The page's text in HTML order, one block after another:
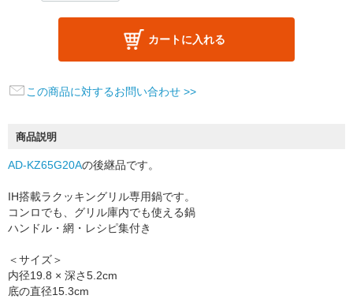
カートに入れる
この商品に対するお問い合わせ >>
商品説明
AD-KZ65G20Aの後継品です。
IH搭載ラクッキングリル専用鍋です。
コンロでも、グリル庫内でも使える鍋
ハンドル・網・レシピ集付き
＜サイズ＞
内径19.8 × 深さ5.2cm
底の直径15.3cm